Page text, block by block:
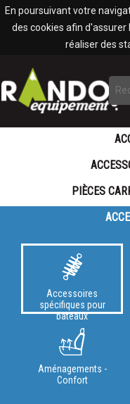
En poursuivant votre
des cookies afin
réaliser des
PIÈCES
Accessoires
spécifiques pour
bateaux
Aménagements -
Confort
Panneau de gestion des